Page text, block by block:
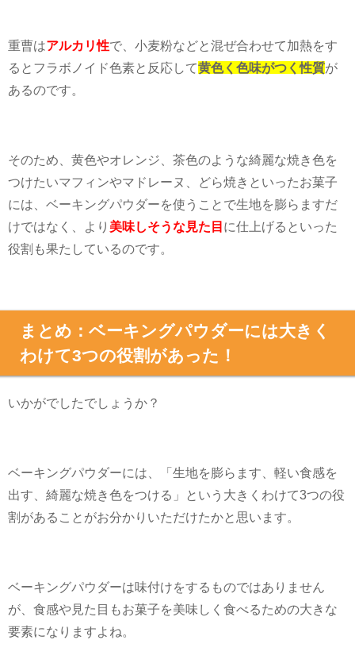
重曹はアルカリ性で、小麦粉などと混ぜ合わせて加熱をす
るとフラボノイド色素と反応して黄色く色味がつく性質が
あるのです。
そのため、黄色やオレンジ、茶色のような綺麗な焼き色を
つけたいマフィンやマドレーヌ、どら焼きといったお菓子
には、ベーキングパウダーを使うことで生地を膨らますだ
けではなく、より 美味しそうな見た目 に仕上げるといった
役割も果たしているのです。
まとめ：ベーキングパウダーには大きく
わけて3つの役割があった！
いかがでしたでしょうか？
ベーキングパウダーには、「生地を膨らます、軽い食感を
出す、綺麗な焼き色をつける」という大きくわけて3つの役
割があることがお分かりいただけたかと思います。
ベーキングパウダーは味付けをするものではありません
が、食感や見た目もお菓子を美味しく食べるための大きな
要素になりますよね。